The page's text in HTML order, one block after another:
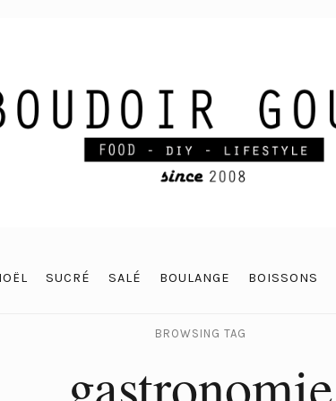
SUCRÉ SALÉ BOULANGE BOISSONS
BROWSING TAG
gastronomie